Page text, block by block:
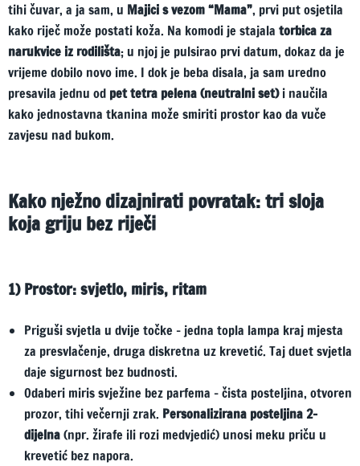
tihi čuvar, a ja sam, u Majici s vezom “Mama”, prvi put osjetila
kako riječ može postati koža. Na komodi je stajala torbica za
narukvice iz rodilišta; u njoj je pulsirao prvi datum, dokaz da je
vrijeme dobilo novo ime. I dok je beba disala, ja sam uredno
presavila jednu od pet tetra pelena (neutralni set)i naučila
kako jednostavna tkanina može smiriti prostor kao da vuče
zavjesu nad bukom.
Kako nježno dizajnirati povratak: tri sloja
koja griju bez riječi
1) Prostor: svjetlo, miris, ritam
Priguši svjetla u dvije točke – jedna topla lampa kraj mjesta
za presvlačenje, druga diskretna uz krevetić. Taj duet svjetla
daje sigurnost bez budnosti.
Odaberi miris svježine bez parfema – čista posteljina, otvoren
prozor, tihi večernji zrak. Personalizirana posteljina 2-
dijelna(npr. žirafe ili rozi medvjedić) unosi meku priču u
krevetić bez napora.